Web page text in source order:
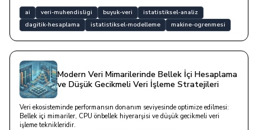
ai veri-muhendisligi buyuk-veri
istatistiksel-analiz
dagitik-hesaplama
istatistiksel-modelleme makine-ogrenmesi
Modern Veri Mimarilerinde Bellek İçi Hesaplama
ve Düşük Gecikmeli Veri İşleme Stratejileri
Veri ekosisteminde performansın donanım seviyesinde optimize edilmesi:
Bellek içi mimariler, CPU önbellek hiyerarşisi ve düşük gecikmeli veri
işleme teknikleridir.